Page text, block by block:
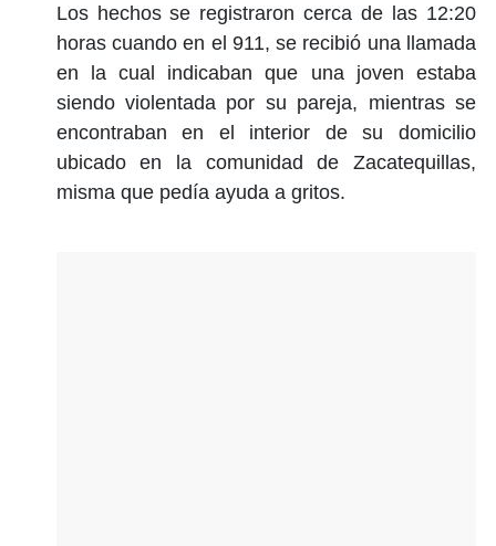
Los hechos se registraron cerca de las 12:20
horas cuando en el 911, se recibió una llamada
en la cual indicaban que una joven estaba
siendo violentada por su pareja, mientras se
encontraban en el interior de su domicilio
ubicado en la comunidad de Zacatequillas,
misma que pedía ayuda a gritos.